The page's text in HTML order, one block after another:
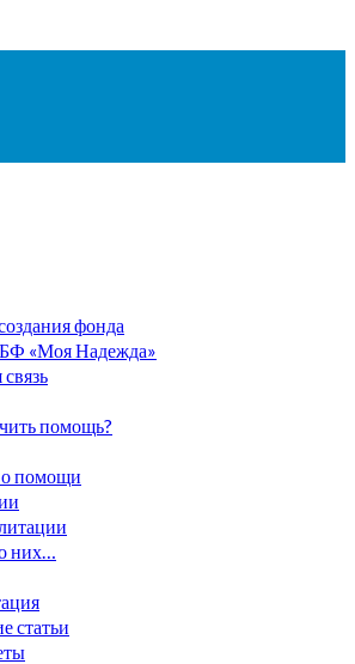
фонда
«Моя Надежда»
помощь?
помощи
них…
статьи